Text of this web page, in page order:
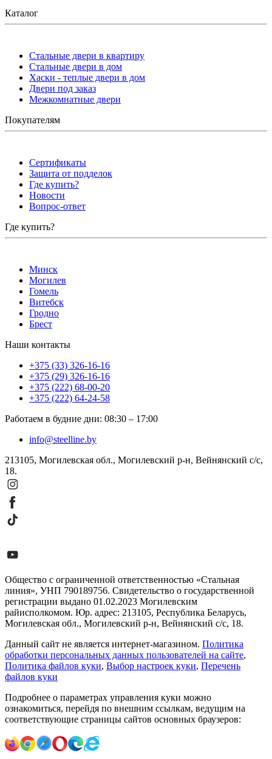
Каталог
Стальные двери в квартиру
Стальные двери в дом
Хаски - теплые двери в дом
Двери под заказ
Межкомнатные двери
Покупателям
Сертификаты
Защита от подделок
Где купить?
Новости
Вопрос-ответ
Где купить?
Минск
Могилев
Гомель
Витебск
Гродно
Брест
Наши контакты
+375 (33) 326-16-16
+375 (29) 326-16-16
+375 (222) 68-00-20
+375 (222) 64-24-58
Работаем в будние дни: 08:30 – 17:00
info@steelline.by
213105, Могилевская обл., Могилевский р-н, Вейнянский с/с,
18.
Общество с ограниченной ответственностью «Стальная
линия», УНП 790189756. Свидетельство о государственной
регистрации выдано 01.02.2023 Могилевским
райисполкомом. Юр. адрес: 213105, Республика Беларусь,
Могилевская обл., Могилевский р-н, Вейнянский с/с, 18.
Данный сайт не является интернет-магазином. Политика
обработки персональных данных пользователей на сайте,
Политика файлов куки, Выбор настроек куки, Перечень
файлов куки
Подробнее о параметрах управления куки можно
ознакомиться, перейдя по внешним ссылкам, ведущим на
соответствующие страницы сайтов основных браузеров: